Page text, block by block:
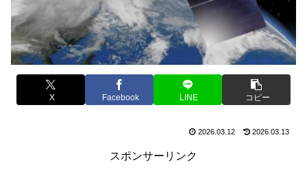
X Facebook LINE コピー
2026.03.12 2026.03.13
スポンサーリンク